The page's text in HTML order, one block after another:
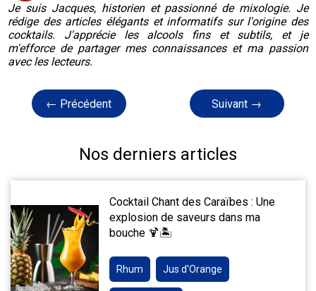
Je suis Jacques, historien et passionné de mixologie. Je
rédige des articles élégants et informatifs sur l'origine des
cocktails. J'apprécie les alcools fins et subtils, et je
m'efforce de partager mes connaissances et ma passion
avec les lecteurs.
← Précédent Suivant →
Nos derniers articles
Cocktail Chant des Caraïbes : Une
explosion de saveurs dans ma
bouche 🍹🏝️
Rhum Jus d'Orange